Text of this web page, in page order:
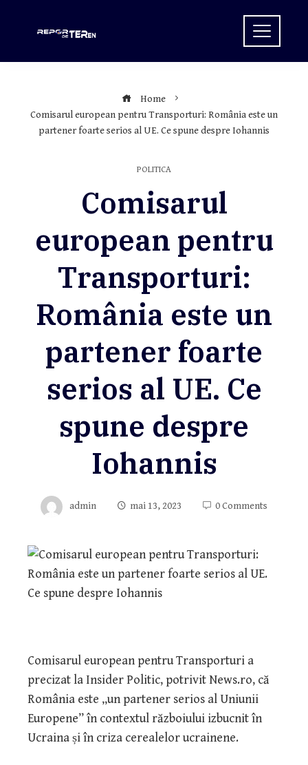
Home
Comisarul european pentru Transporturi: România este un
partener foarte serios al UE. Ce spune despre Iohannis
POLITICA
Comisarul
european pentru
Transporturi:
România este un
partener foarte
serios al UE. Ce
spune despre
Iohannis
admin mai 13, 2023 0 Comments
Comisarul european pentru Transporturi a
precizat la Insider Politic, potrivit News.ro, că
România este „un partener serios al Uniunii
Europene” în contextul războiului izbucnit în
Ucraina și în criza cerealelor ucrainene.